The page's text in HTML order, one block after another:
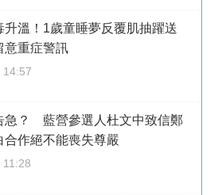
升溫！1歲童睡夢反覆肌抽躍送
重症警訊
14:57
急？ 藍營參選人杜文中致信鄭
合作絕不能喪失尊嚴